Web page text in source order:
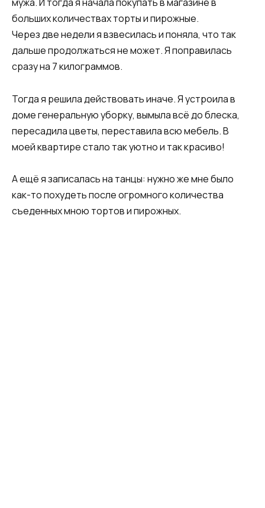
мужа. И тогда я начала покупать в магазине в
больших количествах торты и пирожные.
Через две недели я взвесилась и поняла, что так
дальше продолжаться не может. Я поправилась
сразу на 7 килограммов.
Тогда я решила действовать иначе. Я устроила в
доме генеральную уборку, вымыла всё до блеска,
пересадила цветы, переставила всю мебель. В
моей квартире стало так уютно и так красиво!
А ещё я записалась на танцы: нужно же мне было
как-то похудеть после огромного количества
съеденных мною тортов и пирожных.